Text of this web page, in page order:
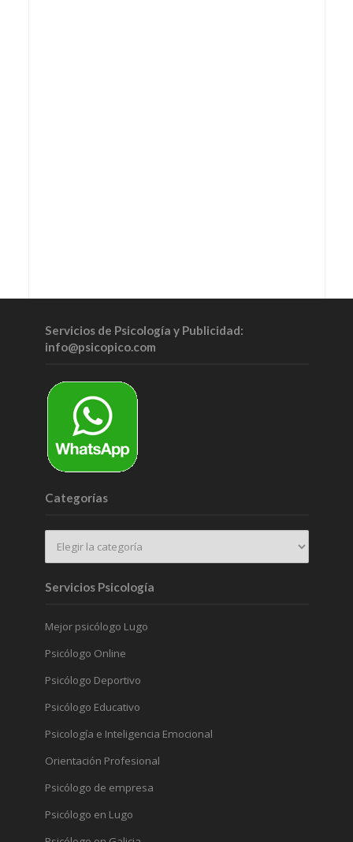
Servicios de Psicología y Publicidad:
info@psicopico.com
Categorías
Servicios Psicología
Mejor psicólogo Lugo
Psicólogo Online
Psicólogo Deportivo
Psicólogo Educativo
Psicología e Inteligencia Emocional
Orientación Profesional
Psicólogo de empresa
Psicólogo en Lugo